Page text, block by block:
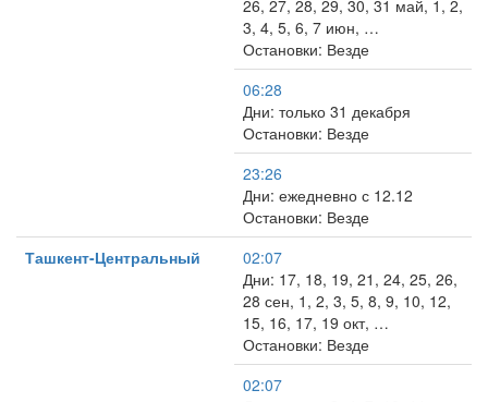
26, 27, 28, 29, 30, 31 май, 1, 2,
3, 4, 5, 6, 7 июн, …
Остановки: Везде
06:28
Дни: только 31 декабря
Остановки: Везде
23:26
Дни: ежедневно с 12.12
Остановки: Везде
Ташкент-Центральный
02:07
Дни: 17, 18, 19, 21, 24, 25, 26,
28 сен, 1, 2, 3, 5, 8, 9, 10, 12,
15, 16, 17, 19 окт, …
Остановки: Везде
02:07